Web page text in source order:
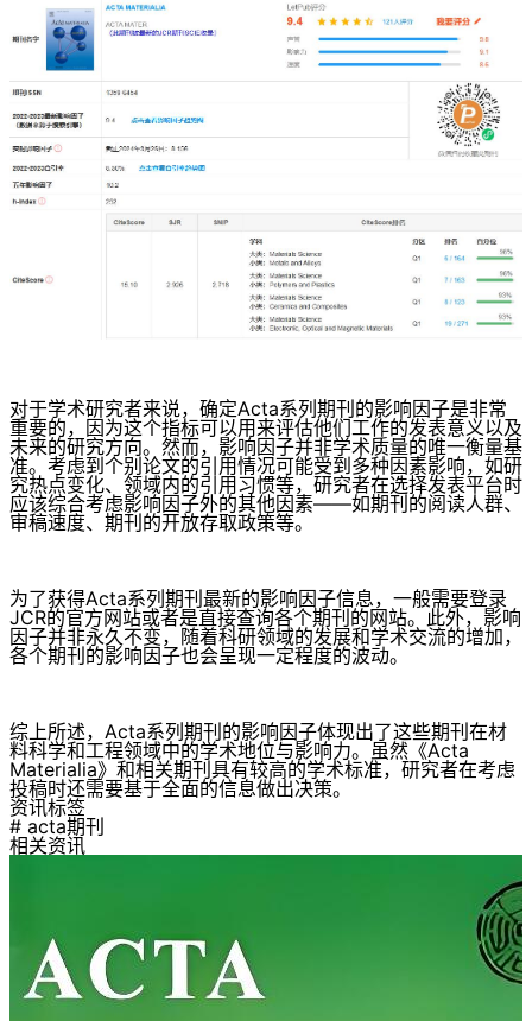
对于学术研究者来说，确定Acta系列期刊的影响因子是非常
重要的，因为这个指标可以用来评估他们工作的发表意义以及
未来的研究方向。然而，影响因子并非学术质量的唯一衡量基
准。考虑到个别论文的引用情况可能受到多种因素影响，如研
究热点变化、领域内的引用习惯等，研究者在选择发表平台时
应该综合考虑影响因子外的其他因素——如期刊的阅读人群、
审稿速度、期刊的开放存取政策等。
为了获得Acta系列期刊最新的影响因子信息，一般需要登录
JCR的官方网站或者是直接查询各个期刊的网站。此外，影响
因子并非永久不变，随着科研领域的发展和学术交流的增加，
各个期刊的影响因子也会呈现一定程度的波动。
综上所述，Acta系列期刊的影响因子体现出了这些期刊在材
料科学和工程领域中的学术地位与影响力。虽然《Acta
Materialia》和相关期刊具有较高的学术标准，研究者在考虑
投稿时还需要基于全面的信息做出决策。
资讯标签
# acta期刊
相关资讯